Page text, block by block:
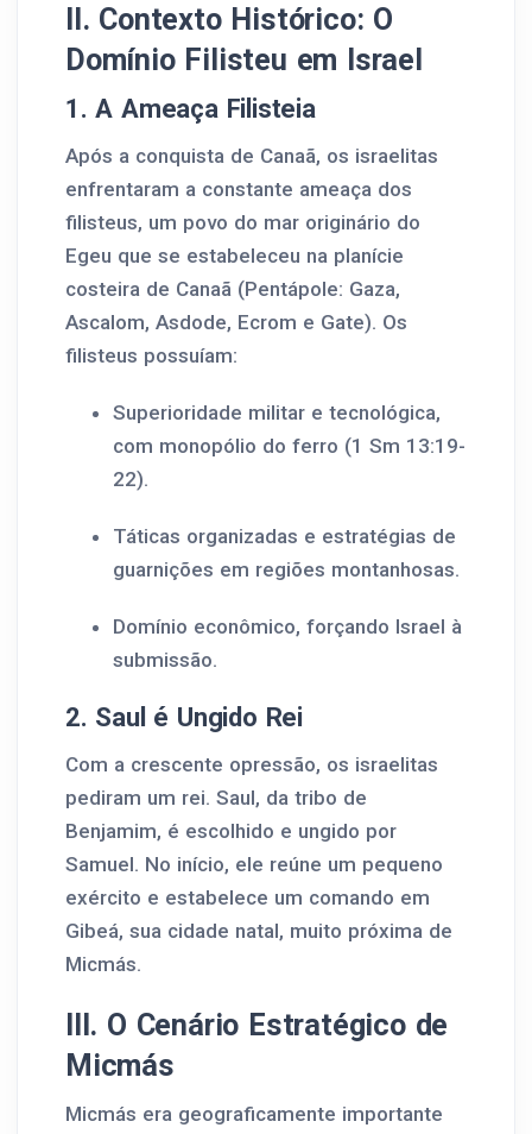
II. Contexto Histórico: O
Domínio Filisteu em Israel
1. A Ameaça Filisteia
Após a conquista de Canaã, os israelitas
enfrentaram a constante ameaça dos
filisteus, um povo do mar originário do
Egeu que se estabeleceu na planície
costeira de Canaã (Pentápole: Gaza,
Ascalom, Asdode, Ecrom e Gate). Os
filisteus possuíam:
Superioridade militar e tecnológica,
com monopólio do ferro (1 Sm 13:19-
22).
Táticas organizadas e estratégias de
guarnições em regiões montanhosas.
Domínio econômico, forçando Israel à
submissão.
2. Saul é Ungido Rei
Com a crescente opressão, os israelitas
pediram um rei. Saul, da tribo de
Benjamim, é escolhido e ungido por
Samuel. No início, ele reúne um pequeno
exército e estabelece um comando em
Gibeá, sua cidade natal, muito próxima de
Micmás.
III. O Cenário Estratégico de
Micmás
Micmás era geograficamente importante